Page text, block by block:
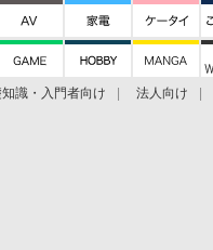
識・入門者向け 法人向け